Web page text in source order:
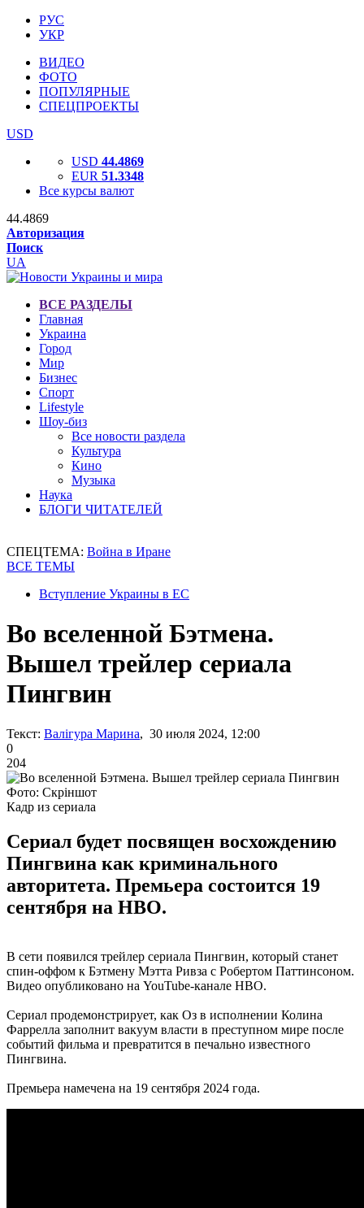
РУС
УКР
ВИДЕО
ФОТО
ПОПУЛЯРНЫЕ
СПЕЦПРОЕКТЫ
USD
USD 44.4869
EUR 51.3348
Все курсы валют
44.4869
Авторизация
Поиск
UA
ВСЕ РАЗДЕЛЫ
Главная
Украина
Город
Мир
Бизнес
Спорт
Lifestyle
Шоу-биз
Все новости раздела
Культура
Кино
Музыка
Наука
БЛОГИ ЧИТАТЕЛЕЙ
СПЕЦТЕМА: Война в Иране
ВСЕ ТЕМЫ
Вступление Украины в ЕС
Во вселенной Бэтмена.
Вышел трейлер сериала
Пингвин
Текст: Валігура Марина, 30 июля 2024, 12:00
0
204
Фото: Скріншот
Кадр из сериала
Сериал будет посвящен восхождению
Пингвина как криминального
авторитета. Премьера состоится 19
сентября на HBO.
В сети появился трейлер сериала Пингвин, который станет
спин-оффом к Бэтмену Мэтта Ривза с Робертом Паттинсоном.
Видео опубликовано на YouTube-канале HBO.
Сериал продемонстрирует, как Оз в исполнении Колина
Фаррелла заполнит вакуум власти в преступном мире после
событий фильма и превратится в печально известного
Пингвина.
Премьера намечена на 19 сентября 2024 года.